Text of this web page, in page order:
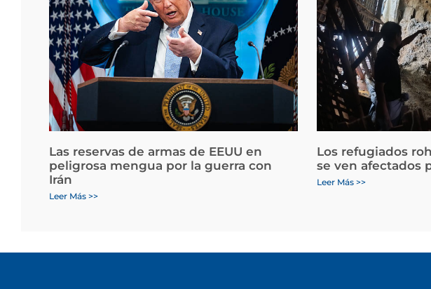
Las reservas de armas de EEUU en
peligrosa mengua por la guerra con
Irán
Leer Más >>
Los refugiados
se ven afectados
Leer Más >>